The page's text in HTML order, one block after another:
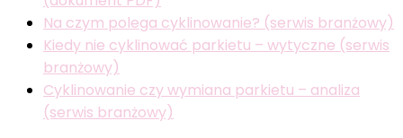
Na czym polega cyklinowanie? (serwis branżowy)
Kiedy nie cyklinować parkietu – wytyczne (serwis
branżowy)
Cyklinowanie czy wymiana parkietu – analiza
(serwis branżowy)